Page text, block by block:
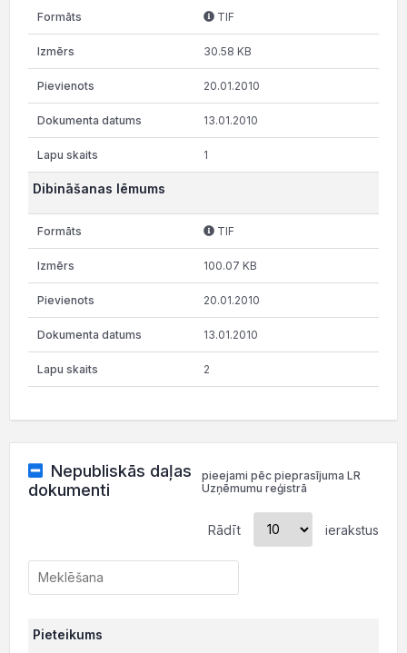
TIF
30.58 KB
20.01.2010
13.01.2010
1
Dibināšanas lēmums
TIF
100.07 KB
20.01.2010
13.01.2010
2
Nepubliskās daļas
dokumenti
pieejami pēc pieprasījuma LR
Uzņēmumu reģistrā
Rādīt ierakstus
Pieteikums